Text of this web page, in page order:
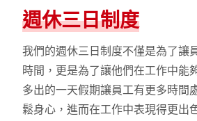
週休三日制度
我們的週休三日制度不僅是為了讓
時間，更是為了讓他們在工作中能
多出的一天假期讓員工有更多時間
鬆身心，進而在工作中表現得更出